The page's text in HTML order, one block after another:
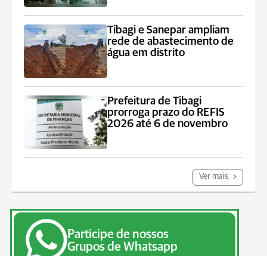
Tibagi e Sanepar ampliam
rede de abastecimento de
água em distrito
Prefeitura de Tibagi
prorroga prazo do REFIS
2026 até 6 de novembro
Ver mais
Participe de nossos
Grupos de Whatsapp